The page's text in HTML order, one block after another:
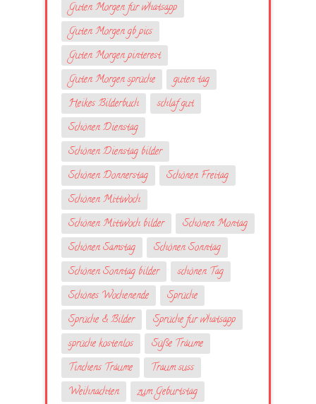
Guten Morgen für whatsapp
Guten Morgen gb pics
Guten Morgen pinterest
Guten Morgen sprüche
guten tag
Heikes Bilderbuch
schlaf gut
Schönen Dienstag
Schönen Dienstag bilder
Schönen Donnerstag
Schönen Freitag
Schönen Mittwoch
Schönen Mittwoch bilder
Schönen Montag
Schönen Samstag
Schönen Sonntag
Schönen Sonntag bilder
schönen Tag
Schönes Wochenende
Sprüche
Sprüche & Bilder
Sprüche fur whatsapp
sprüche kostenlos
Süße Träume
Tinchens Träume
Traum suss
Weihnachten
zum Geburtstag